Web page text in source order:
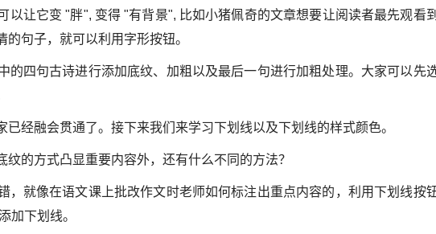
以让它变 "胖", 变得 "有背景", 比如小猪佩奇的文章想要让阅读者最先观看
句子，就可以利用字形按钮。
的四句古诗进行添加底纹、加粗以及最后一句进行加粗处理。大家可以先选
经融会贯通了。接下来我们来学习下划线以及下划线的样式颜色。
的方式凸显重要内容外，还有什么不同的方法？
，就像在语文课上批改作文时老师如何标注出重点内容的，利用下划线按
加下划线。